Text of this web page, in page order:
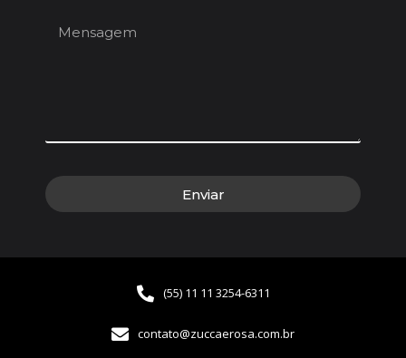
Enviar
(55) 11 11 3254-6311
contato@zuccaerosa.com.br​